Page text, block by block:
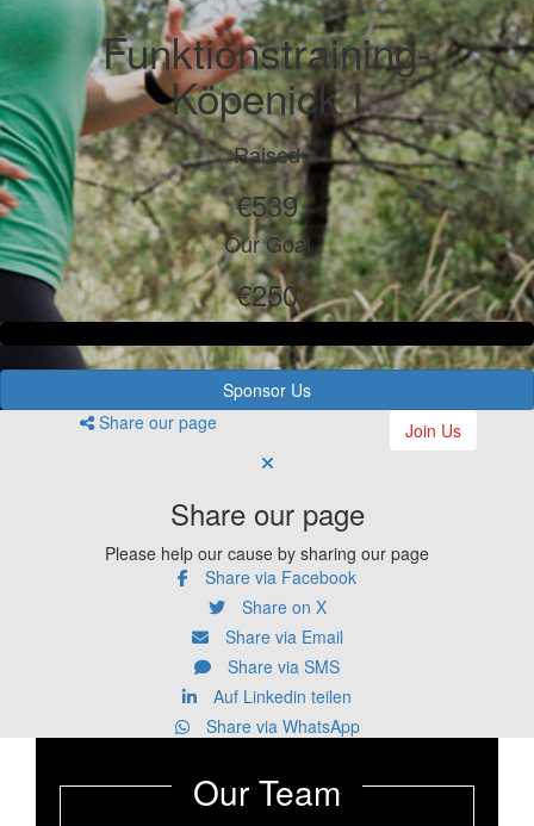
Funktionstraining-
Köpenick I
Raised
€539
Our Goal
€250
Sponsor Us
Share our page
Join Us
Share our page
Please help our cause by sharing our page
Share via Facebook
Share on X
Share via Email
Share via SMS
Auf Linkedin teilen
Share via WhatsApp
Our Team